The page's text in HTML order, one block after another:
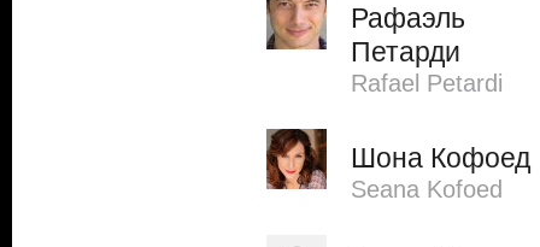
Рафаэль
Петарди
Rafael Petardi
Шона Кофоед
Seana Kofoed